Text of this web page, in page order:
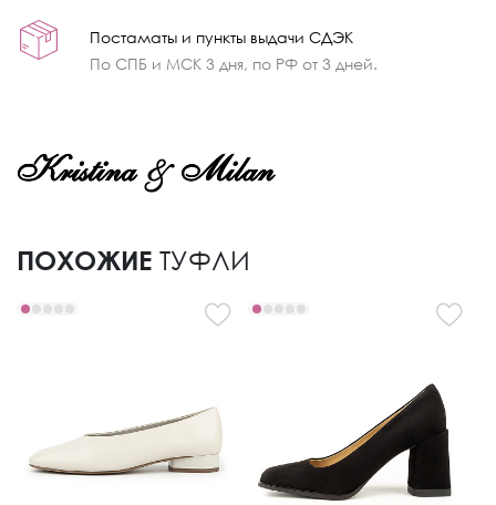
Постаматы и пункты выдачи СДЭК
По СПБ и МСК 3 дня, по РФ от 3 дней.
ПОХОЖИЕ ТУФЛИ